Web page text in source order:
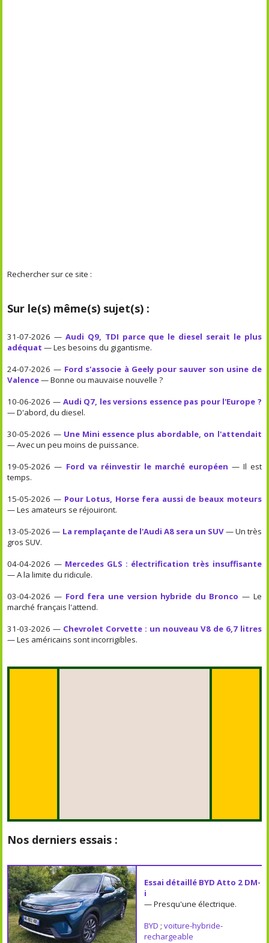
Rechercher sur ce site :
Sur le(s) même(s) sujet(s) :
31-07-2026 —Audi Q9, TDI parce que le diesel serait le plus
adéquat — Les besoins du gigantisme.
24-07-2026 — Ford s'associe à Geely pour sauver son usine de
Valence— Bonne ou mauvaise nouvelle ?
10-06-2026 — Audi Q7, les versions essence pas pour l'Europe ?
— D'abord, du diesel.
30-05-2026 — Une Mini essence plus abordable, on l'attendait
— Avec un peu moins de puissance.
19-05-2026 — Ford va réinvestir le marché européen — Il est
temps.
15-05-2026 — Pour Lotus, Horse fera aussi de beaux moteurs
— Les amateurs se réjouiront.
13-05-2026 — La remplaçante de l'Audi A8 sera un SUV— Un très
gros SUV.
04-04-2026 — Mercedes GLS : électrification très insuffisante
— A la limite du ridicule.
03-04-2026 — Ford fera une version hybride du Bronco — Le
marché français l'attend.
31-03-2026 — Chevrolet Corvette : un nouveau V8 de 6,7 litres
— Les américains sont incorrigibles.
Nos derniers essais :
Essai détaillé BYD Atto 2 DM-
i
— Presqu'une électrique.
BYD ; voiture-hybride-
rechargeable